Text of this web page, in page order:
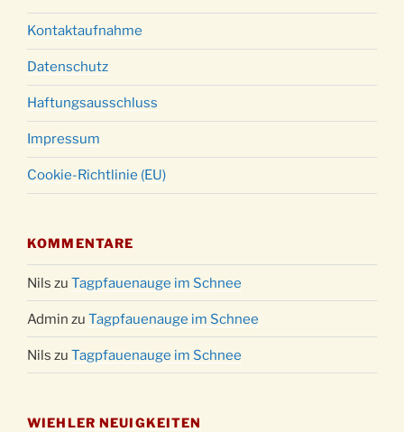
Kontaktaufnahme
Datenschutz
Haftungsausschluss
Impressum
Cookie-Richtlinie (EU)
KOMMENTARE
Nils zu Tagpfauenauge im Schnee
Admin zu Tagpfauenauge im Schnee
Nils zu Tagpfauenauge im Schnee
WIEHLER NEUIGKEITEN